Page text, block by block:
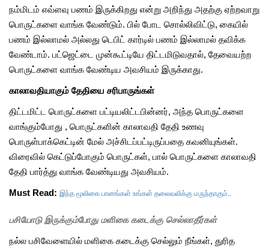
நம்மிடம் எவ்ளவு பணம் இருக்கிறது என்று அறிந்து அதற்கு ஏற்றவாறு
பொருட்களை வாங்க வேண்டும். பில் போட சொல்லிவிட்டு, கையில்
பணம் இல்லாமல் அல்லது டெபிட் கார்டில் பணம் இல்லாமல் தவிக்க
வேண்டாம். பட்ஜெட்டை முன்கூட்டியே திட்டமிடுவதால், தேவையற்ற
பொருட்களை வாங்க வேண்டிய அவசியம் இருக்காது.
காலாவதியாகும் தேதியை சரிபாருங்கள்
திட்டமிட்ட பொருட்களை பட்டியலிட்டபின்னர், அந்த பொருட்களை
வாங்கும்போது , பொருட்களின் காலாவதி தேதி உணவு
பொருள்பாக்கெட்டின் மேல் அச்சிடப்பட்டிருப்பதை கவனியுங்கள்.
விரைவில் கெட்டுப்போகும் பொருட்கள், பால் பொருட்களை காலாவதி
தேதி பார்த்து வாங்க வேண்டியது அவசியம்.
Must Read: இந்த மூலிகை பானங்கள் உங்கள் தலைவலிக்கு மருந்தாகும்..
பசியோடு இருக்கும்போது மளிகை கடைக்கு செல்லாதீர்கள்
நல்ல பசிவேளையில் மளிகை கடைக்கு செல்லும் நீங்கள், துரித